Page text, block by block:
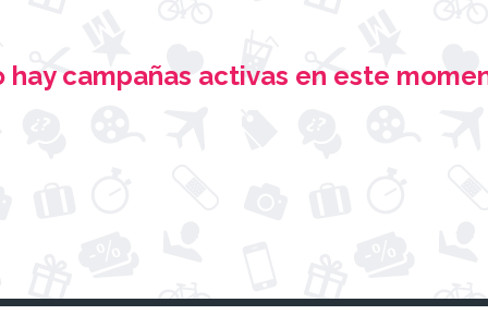
hay campañas activas en este